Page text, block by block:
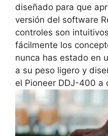
diseñado para que
versión del software
controles son
fácilmente los
nunca has estado en
a su peso ligero y
el Pioneer DDJ-400 a